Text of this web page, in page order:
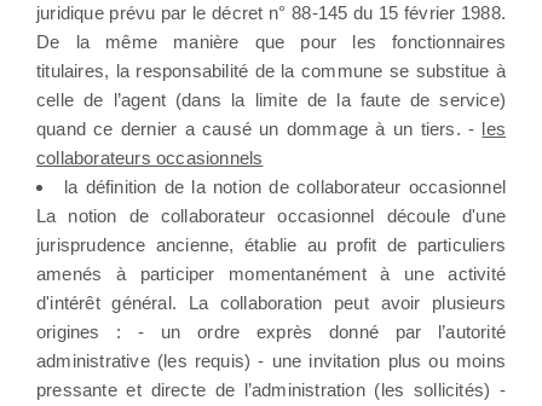
juridique prévu par le décret n° 88-145 du 15 février 1988.
De la même manière que pour les fonctionnaires
titulaires, la responsabilité de la commune se substitue à
celle de l’agent (dans la limite de la faute de service)
quand ce dernier a causé un dommage à un tiers. - les
collaborateurs occasionnels
la définition de la notion de collaborateur occasionnel
La notion de collaborateur occasionnel découle d'une
jurisprudence ancienne, établie au profit de particuliers
amenés à participer momentanément à une activité
d'intérêt général. La collaboration peut avoir plusieurs
origines : - un ordre exprès donné par l’autorité
administrative (les requis) - une invitation plus ou moins
pressante et directe de l’administration (les sollicités) -